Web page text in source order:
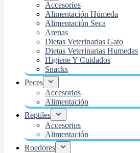
Accesorios
Alimentación Húmeda
Alimentación Seca
Arenas
Dietas Veterinarias Gato
Dietas Veterinarias Humedas
Higiene Y Cuidados
Snacks
Peces
Accesorios
Alimentación
Reptiles
Accesorios
Alimentación
Roedores